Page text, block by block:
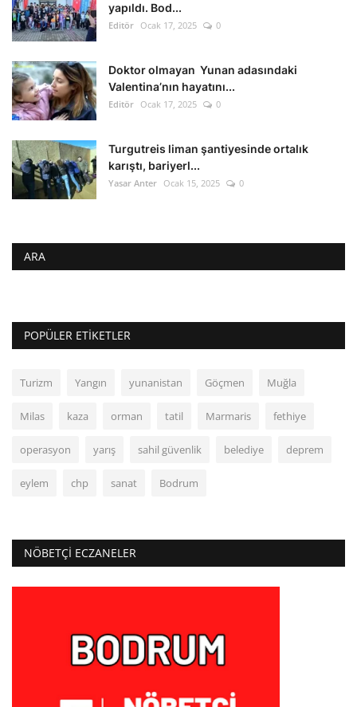
yapıldı. Bod...
Editör Ocak 17, 2025 0
Doktor olmayan Yunan adasındaki
Valentina’nın hayatını...
Editör Ocak 17, 2025 0
Turgutreis liman şantiyesinde ortalık
karıştı, bariyerl...
Yasar Anter Ocak 15, 2025 0
ARA
POPÜLER ETIKETLER
Turizm Yangın yunanistan Göçmen Muğla
Milas kaza orman tatil Marmaris fethiye
operasyon yarış sahil güvenlik belediye deprem
eylem chp sanat Bodrum
NÖBETÇI ECZANELER